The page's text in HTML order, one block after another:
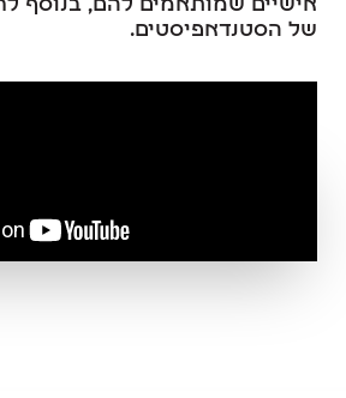
אישיים שמותאמים להם, בנוסף
של הסטנדאפיסטים.